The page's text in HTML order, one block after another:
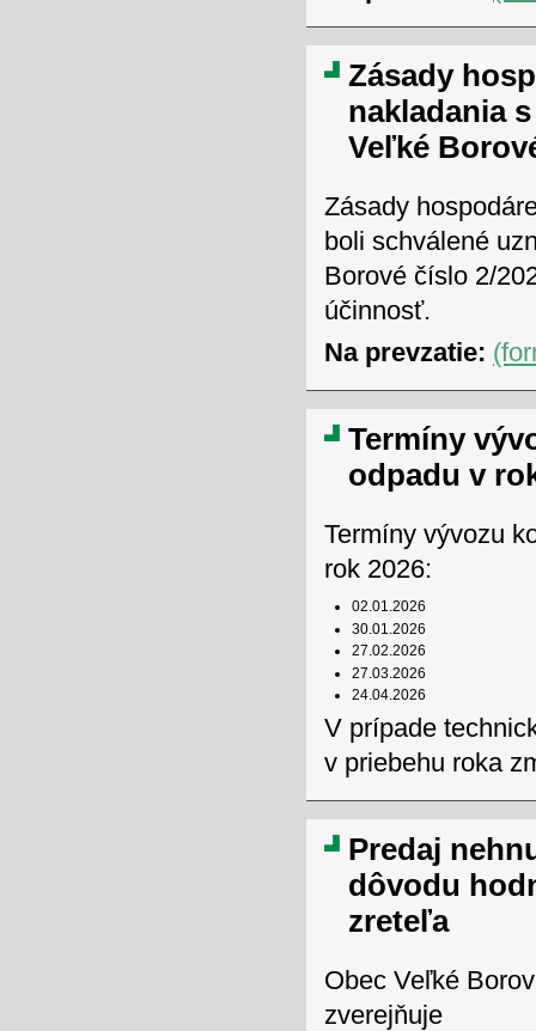
Zásady
nakladania
Veľké
Zásady
boli schválené
Borové číslo 2/
účinnosť.
Na prevzatie:
Termíny
odpadu v
Termíny vývozu
rok 2026:
02.01.2026
30.01.2026
27.02.2026
27.03.2026
24.04.2026
V prípade
v priebehu roka
Predaj
dôvodu
zreteľa
Obec Veľké
zverejňuje